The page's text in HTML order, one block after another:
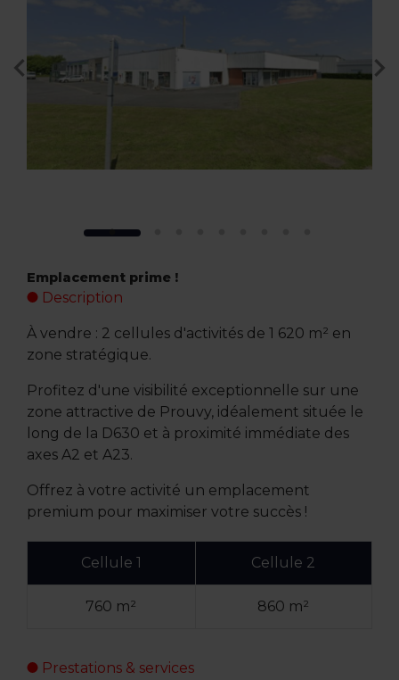
Emplacement prime !
Description
À vendre : 2 cellules d'activités de 1 620 m² en
zone stratégique.
Profitez d'une visibilité exceptionnelle sur une
zone attractive de Prouvy, idéalement située le
long de la D630 et à proximité immédiate des
axes A2 et A23.
Offrez à votre activité un emplacement
premium pour maximiser votre succès !
Cellule 1 Cellule 2
760 m² 860 m²
Prestations & services